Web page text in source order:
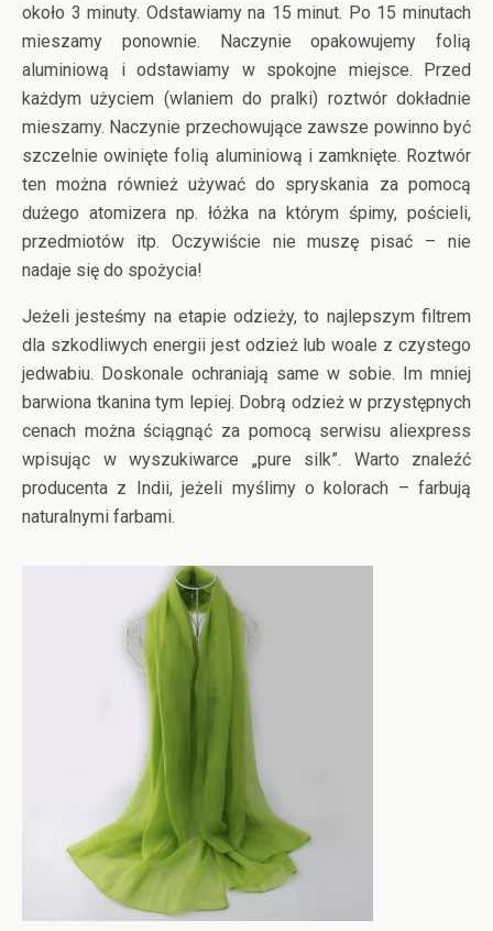
około 3 minuty. Odstawiamy na 15 minut. Po 15 minutach
mieszamy ponownie. Naczynie opakowujemy folią
aluminiową i odstawiamy w spokojne miejsce. Przed
każdym użyciem (wlaniem do pralki) roztwór dokładnie
mieszamy. Naczynie przechowujące zawsze powinno być
szczelnie owinięte folią aluminiową i zamknięte. Roztwór
ten można również używać do spryskania za pomocą
dużego atomizera np. łóżka na którym śpimy, pościeli,
przedmiotów itp. Oczywiście nie muszę pisać – nie
nadaje się do spożycia!
Jeżeli jesteśmy na etapie odzieży, to najlepszym filtrem
dla szkodliwych energii jest odzież lub woale z czystego
jedwabiu. Doskonale ochraniają same w sobie. Im mniej
barwiona tkanina tym lepiej. Dobrą odzież w przystępnych
cenach można ściągnąć za pomocą serwisu aliexpress
wpisując w wyszukiwarce „pure silk”. Warto znaleźć
producenta z Indii, jeżeli myślimy o kolorach – farbują
naturalnymi farbami.